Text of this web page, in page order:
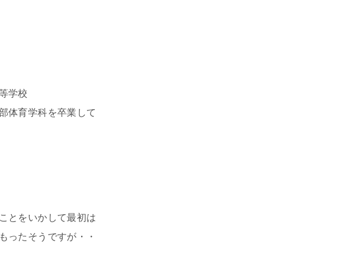
学校
体育学科を卒業して
とをいかして最初は
ったそうですが・・